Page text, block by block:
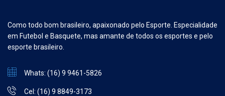
Como todo bom brasileiro, apaixonado pelo Esporte. Especialidade
em Futebol e Basquete, mas amante de todos os esportes e pelo
esporte brasileiro.
Whats: (16) 9 9461-5826
Cel: (16) 9 8849-3173